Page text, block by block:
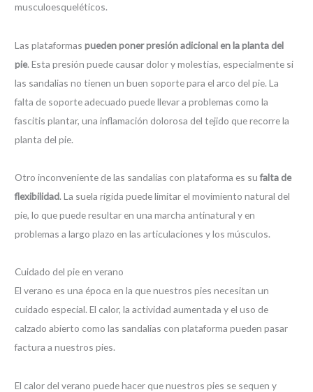
musculoesqueléticos.
Las plataformas pueden poner presión adicional en la planta del
pie. Esta presión puede causar dolor y molestias, especialmente si
las sandalias no tienen un buen soporte para el arco del pie. La
falta de soporte adecuado puede llevar a problemas como la
fascitis plantar, una inflamación dolorosa del tejido que recorre la
planta del pie.
Otro inconveniente de las sandalias con plataforma es sufalta de
flexibilidad. La suela rígida puede limitar el movimiento natural del
pie, lo que puede resultar en una marcha antinatural y en
problemas a largo plazo en las articulaciones y los músculos.
Cuidado del pie en verano
El verano es una época en la que nuestros pies necesitan un
cuidado especial. El calor, la actividad aumentada y el uso de
calzado abierto como las sandalias con plataforma pueden pasar
factura a nuestros pies.
El calor del verano puede hacer que nuestros pies se sequen y